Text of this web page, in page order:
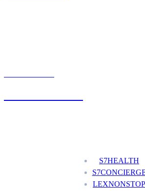
S7HEALTH
LEXNONSTOP